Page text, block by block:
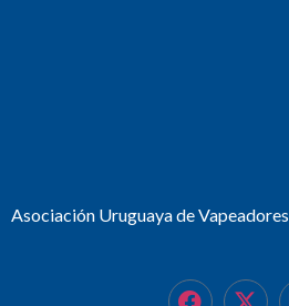
Asociación Uruguaya de Vapeadores